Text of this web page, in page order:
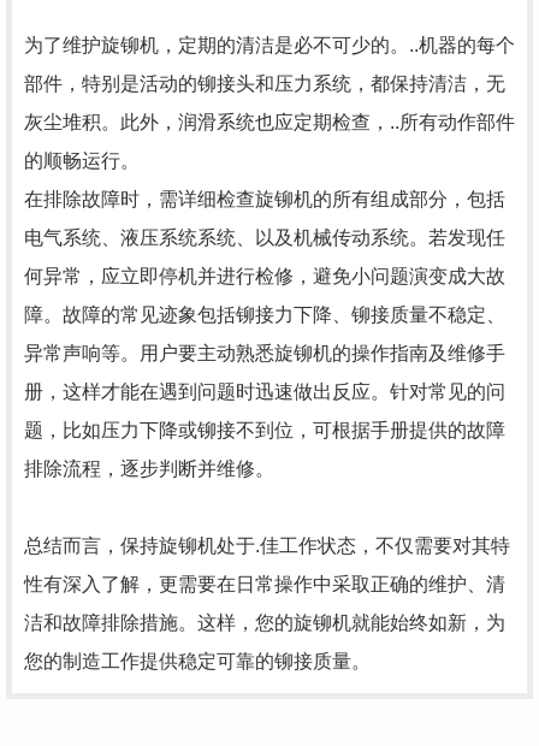
为了维护旋铆机，定期的清洁是必不可少的。..机器的每个
部件，特别是活动的铆接头和压力系统，都保持清洁，无
灰尘堆积。此外，润滑系统也应定期检查，..所有动作部件
的顺畅运行。
在排除故障时，需详细检查旋铆机的所有组成部分，包括
电气系统、液压系统系统、以及机械传动系统。若发现任
何异常，应立即停机并进行检修，避免小问题演变成大故
障。故障的常见迹象包括铆接力下降、铆接质量不稳定、
异常声响等。用户要主动熟悉旋铆机的操作指南及维修手
册，这样才能在遇到问题时迅速做出反应。针对常见的问
题，比如压力下降或铆接不到位，可根据手册提供的故障
排除流程，逐步判断并维修。
总结而言，保持旋铆机处于.佳工作状态，不仅需要对其特
性有深入了解，更需要在日常操作中采取正确的维护、清
洁和故障排除措施。这样，您的旋铆机就能始终如新，为
您的制造工作提供稳定可靠的铆接质量。